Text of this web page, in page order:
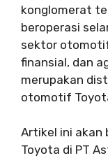
konglomerat
beroperasi
sektor
finansial, dan
merupakan
otomotif
Artikel ini akan
Toyota di PT